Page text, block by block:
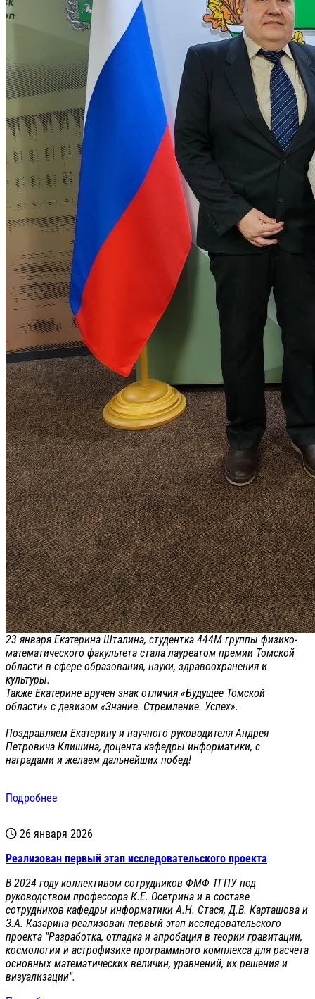
23 января Екатерина Шталина, студентка 444М группы физико-
математического факультета стала лауреатом премии Томской
области в сфере образования, науки, здравоохранения и
культуры.
Также Екатерине вручен знак отличия «Будущее Томской
области» с девизом «Знание. Стремление. Успех».
Поздравляем Екатерину и научного руководителя Андрея
Петровича Клишина, доцента кафедры информатики, с
наградами и желаем дальнейших побед!
Подробнее
26 января 2026
Реализован первый этап исследовательского проекта
В 2024 году коллективом сотрудников ФМФ ТГПУ под
руководством профессора К.Е. Осетрина и в составе
сотрудников кафедры информатики А.Н. Стася, Д.В. Карташова и
З.А. Казарина реализован первый этап исследовательского
проекта "Разработка, отладка и апробация в теории гравитации,
космологии и астрофизике программного комплекса для расчета
основных математических величин, уравнений, их решения и
визуализации".